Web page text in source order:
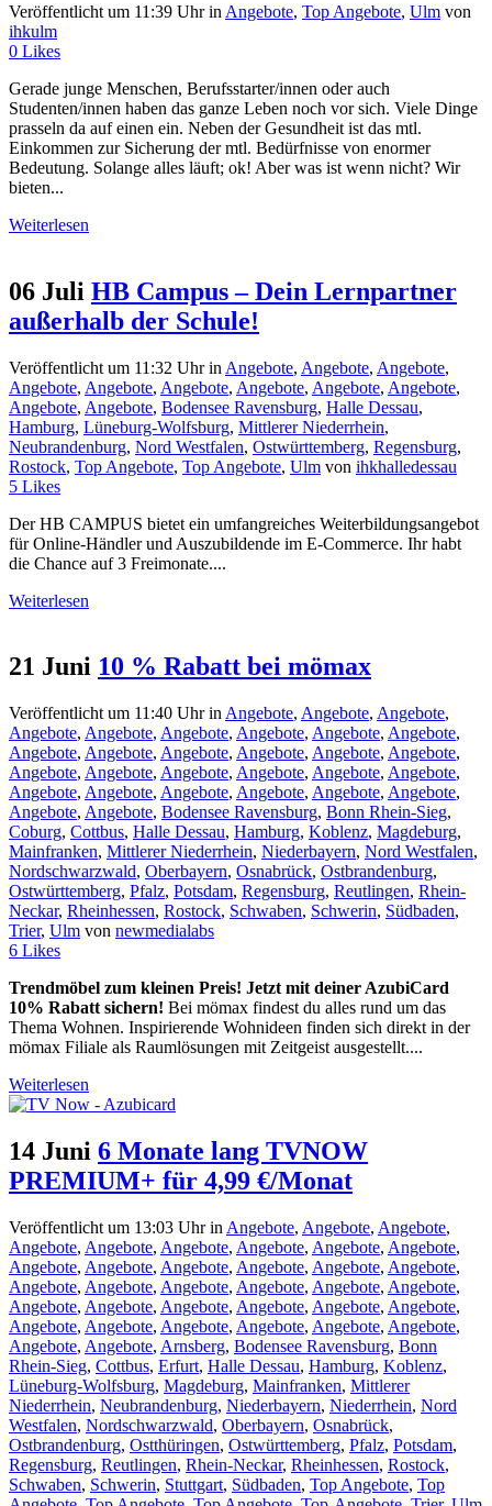
Veröffentlicht um 11:39 Uhrin Angebote, Top Angebote, Ulm von
ihkulm
0 Likes
Gerade junge Menschen, Berufsstarter/innen oder auch
Studenten/innen haben das ganze Leben noch vor sich. Viele Dinge
prasseln da auf einen ein. Neben der Gesundheit ist das mtl.
Einkommen zur Sicherung der mtl. Bedürfnisse von enormer
Bedeutung. Solange alles läuft; ok! Aber was ist wenn nicht? Wir
bieten...
Weiterlesen
06 Juli HB Campus – Dein Lernpartner
außerhalb der Schule!
Veröffentlicht um 11:32 Uhrin Angebote, Angebote, Angebote,
Angebote, Angebote, Angebote, Angebote, Angebote, Angebote,
Angebote, Angebote, Bodensee Ravensburg, Halle Dessau,
Hamburg, Lüneburg-Wolfsburg, Mittlerer Niederrhein,
Neubrandenburg, Nord Westfalen, Ostwürttemberg, Regensburg,
Rostock, Top Angebote, Top Angebote, Ulm von ihkhalledessau
5 Likes
Der HB CAMPUS bietet ein umfangreiches Weiterbildungsangebot
für Online-Händler und Auszubildende im E-Commerce. Ihr habt
die Chance auf 3 Freimonate....
Weiterlesen
21 Juni 10 % Rabatt bei mömax
Veröffentlicht um 11:40 Uhrin Angebote, Angebote, Angebote,
Angebote, Angebote, Angebote, Angebote, Angebote, Angebote,
Angebote, Angebote, Angebote, Angebote, Angebote, Angebote,
Angebote, Angebote, Angebote, Angebote, Angebote, Angebote,
Angebote, Angebote, Angebote, Angebote, Angebote, Angebote,
Angebote, Angebote, Bodensee Ravensburg, Bonn Rhein-Sieg,
Coburg, Cottbus, Halle Dessau, Hamburg, Koblenz, Magdeburg,
Mainfranken, Mittlerer Niederrhein, Niederbayern, Nord Westfalen,
Nordschwarzwald, Oberbayern, Osnabrück, Ostbrandenburg,
Ostwürttemberg, Pfalz, Potsdam, Regensburg, Reutlingen, Rhein-
Neckar, Rheinhessen, Rostock, Schwaben, Schwerin, Südbaden,
Trier, Ulm von newmedialabs
6 Likes
Trendmöbel zum kleinen Preis! Jetzt mit deiner AzubiCard
10% Rabatt sichern! Bei mömax findest du alles rund um das
Thema Wohnen. Inspirierende Wohnideen finden sich direkt in der
mömax Filiale als Raumlösungen mit Zeitgeist ausgestellt....
Weiterlesen
14 Juni 6 Monate lang TVNOW
PREMIUM+ für 4,99 €/Monat
Veröffentlicht um 13:03 Uhrin Angebote, Angebote, Angebote,
Angebote, Angebote, Angebote, Angebote, Angebote, Angebote,
Angebote, Angebote, Angebote, Angebote, Angebote, Angebote,
Angebote, Angebote, Angebote, Angebote, Angebote, Angebote,
Angebote, Angebote, Angebote, Angebote, Angebote, Angebote,
Angebote, Angebote, Angebote, Angebote, Angebote, Angebote,
Angebote, Angebote, Arnsberg, Bodensee Ravensburg, Bonn
Rhein-Sieg, Cottbus, Erfurt, Halle Dessau, Hamburg, Koblenz,
Lüneburg-Wolfsburg, Magdeburg, Mainfranken, Mittlerer
Niederrhein, Neubrandenburg, Niederbayern, Niederrhein, Nord
Westfalen, Nordschwarzwald, Oberbayern, Osnabrück,
Ostbrandenburg, Ostthüringen, Ostwürttemberg, Pfalz, Potsdam,
Regensburg, Reutlingen, Rhein-Neckar, Rheinhessen, Rostock,
Schwaben, Schwerin, Stuttgart, Südbaden, Top Angebote, Top